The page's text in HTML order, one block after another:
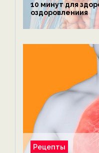
10 минут для
оздоровлениия
Рецепты